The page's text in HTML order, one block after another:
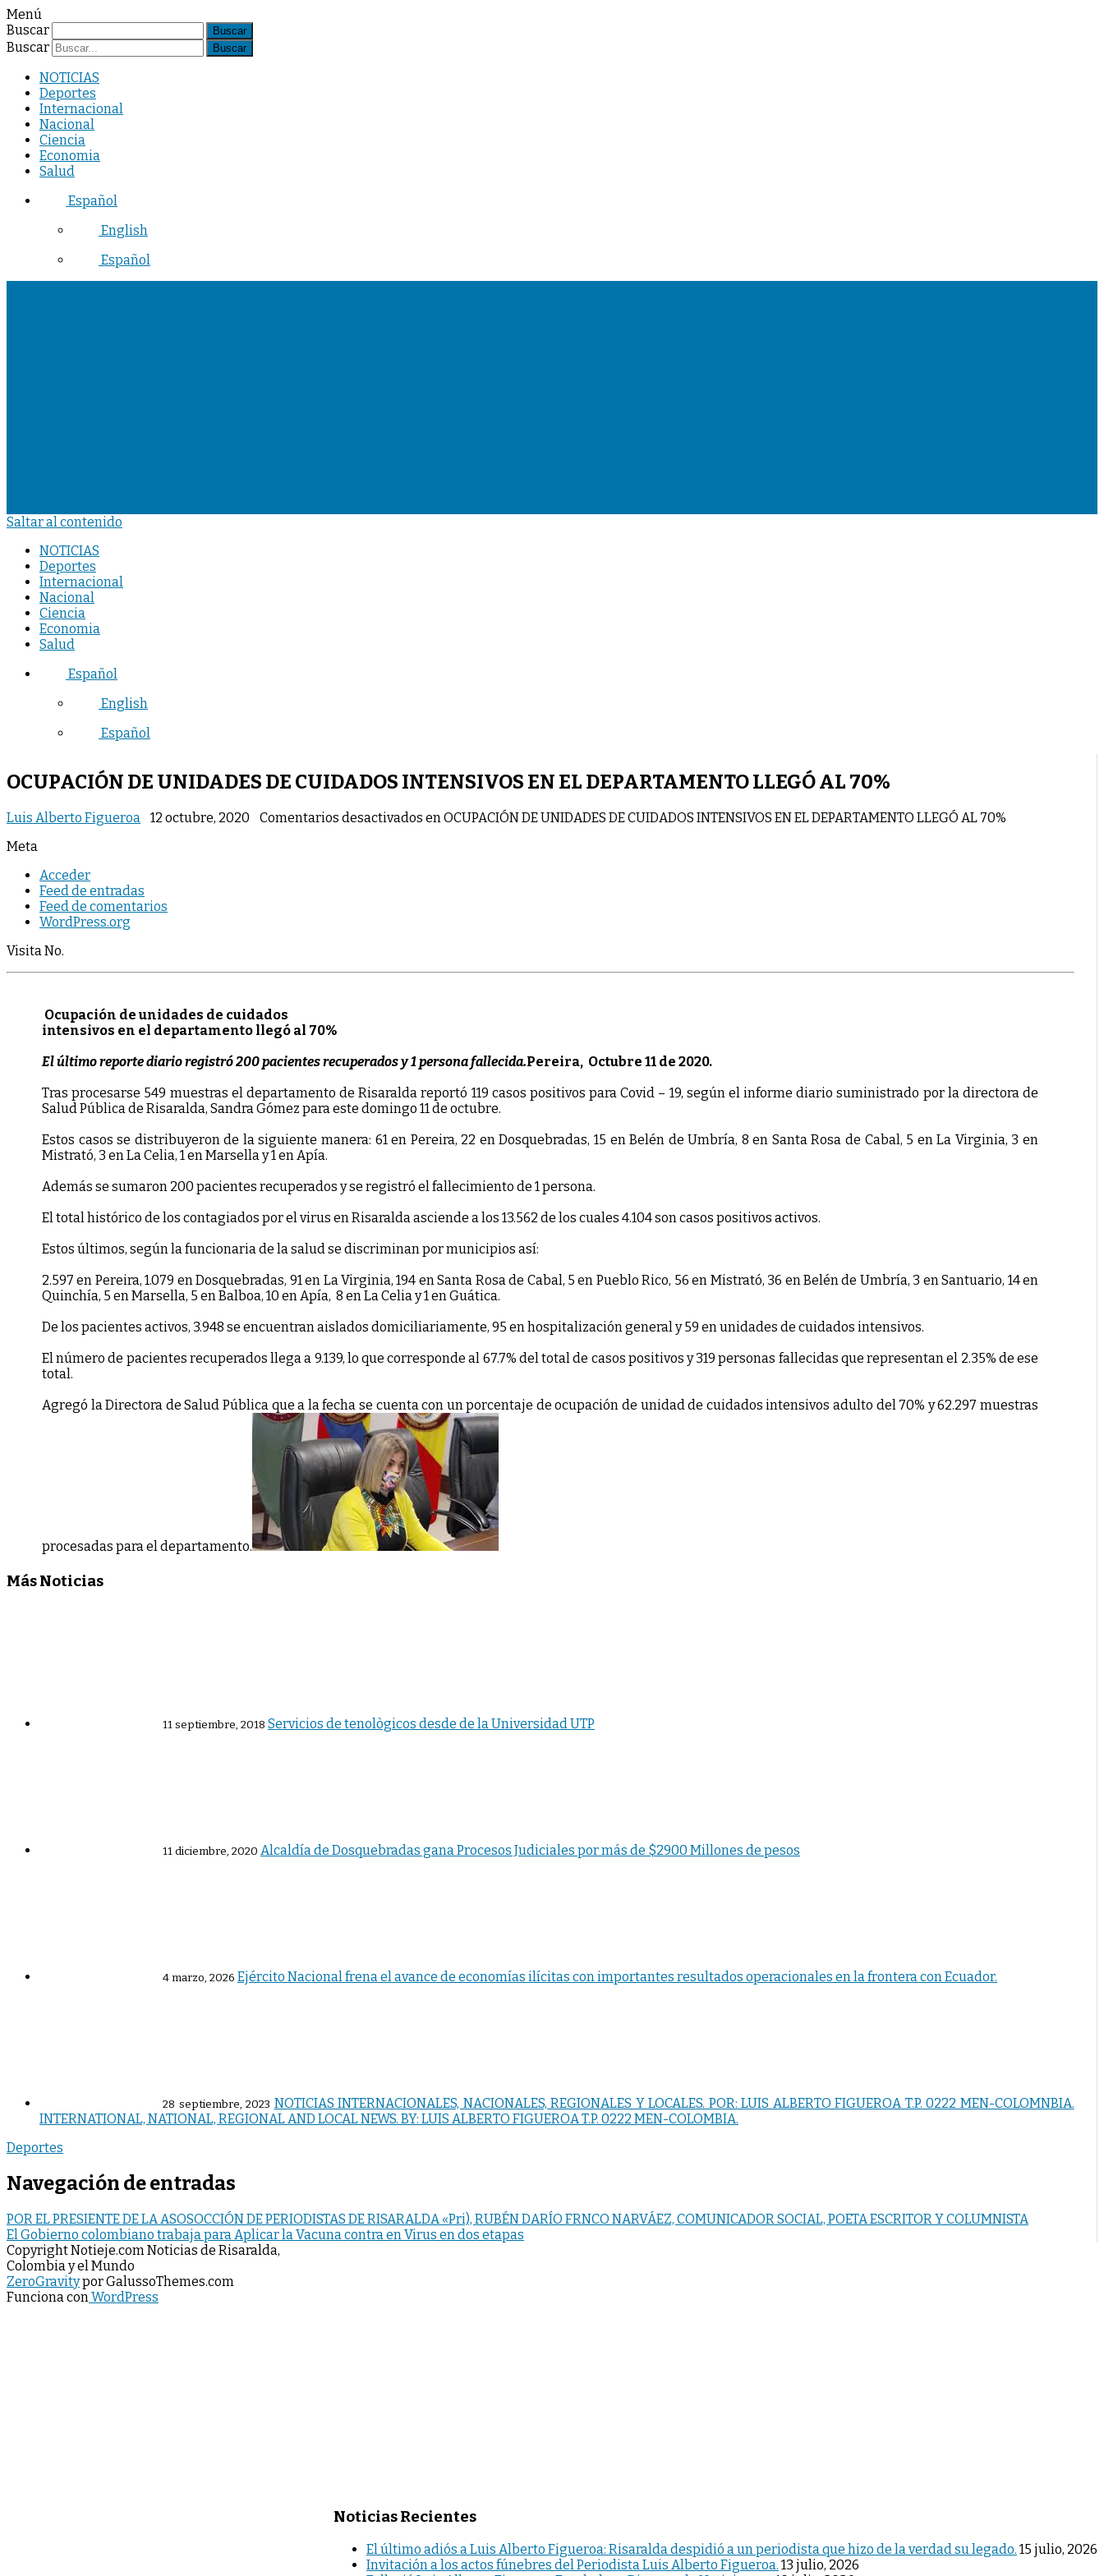
Menú
Buscar
Buscar
NOTICIAS
Deportes
Internacional
Nacional
Ciencia
Economia
Salud
Español
English
Español
Saltar al contenido
NOTICIAS
Deportes
Internacional
Nacional
Ciencia
Economia
Salud
Español
English
Español
OCUPACIÓN DE UNIDADES DE CUIDADOS INTENSIVOS EN EL DEPARTAMENTO LLEGÓ AL 70%
Luis Alberto Figueroa 12 octubre, 2020 Comentarios desactivados en OCUPACIÓN DE UNIDADES DE CUIDADOS INTENSIVOS EN EL DEPARTAMENTO LLEGÓ AL 70%
Meta
Acceder
Feed de entradas
Feed de comentarios
WordPress.org
Visita No.
Ocupación de unidades de cuidados
intensivos en el departamento llegó al 70%
El último reporte diario registró 200 pacientes recuperados y 1 persona fallecida.Pereira, Octubre 11 de 2020.
Tras procesarse 549 muestras el departamento de Risaralda reportó 119 casos positivos para Covid – 19, según el informe diario suministrado por la directora de
Salud Pública de Risaralda, Sandra Gómez para este domingo 11 de octubre.
Estos casos se distribuyeron de la siguiente manera: 61 en Pereira, 22 en Dosquebradas, 15 en Belén de Umbría, 8 en Santa Rosa de Cabal, 5 en La Virginia, 3 en
Mistrató, 3 en La Celia, 1 en Marsella y 1 en Apía.
Además se sumaron 200 pacientes recuperados y se registró el fallecimiento de 1 persona.
El total histórico de los contagiados por el virus en Risaralda asciende a los 13.562 de los cuales 4.104 son casos positivos activos.
Estos últimos, según la funcionaria de la salud se discriminan por municipios así:
2.597 en Pereira, 1.079 en Dosquebradas, 91 en La Virginia, 194 en Santa Rosa de Cabal, 5 en Pueblo Rico, 56 en Mistrató, 36 en Belén de Umbría, 3 en Santuario, 14 en
Quinchía, 5 en Marsella, 5 en Balboa, 10 en Apía, 8 en La Celia y 1 en Guática.
De los pacientes activos, 3.948 se encuentran aislados domiciliariamente, 95 en hospitalización general y 59 en unidades de cuidados intensivos.
El número de pacientes recuperados llega a 9.139, lo que corresponde al 67.7% del total de casos positivos y 319 personas fallecidas que representan el 2.35% de ese
total.
Agregó la Directora de Salud Pública que a la fecha se cuenta con un porcentaje de ocupación de unidad de cuidados intensivos adulto del 70% y 62.297 muestras
procesadas para el departamento.
Más Noticias
11 septiembre, 2018 Servicios de tenològicos desde de la Universidad UTP
11 diciembre, 2020 Alcaldía de Dosquebradas gana Procesos Judiciales por más de $2900 Millones de pesos
4 marzo, 2026 Ejército Nacional frena el avance de economías ilícitas con importantes resultados operacionales en la frontera con Ecuador.
28 septiembre, 2023 NOTICIAS INTERNACIONALES, NACIONALES, REGIONALES Y LOCALES. POR: LUIS ALBERTO FIGUEROA T.P. 0222 MEN-COLOMNBIA.
INTERNATIONAL, NATIONAL, REGIONAL AND LOCAL NEWS. BY: LUIS ALBERTO FIGUEROA T.P. 0222 MEN-COLOMBIA.
Deportes
Navegación de entradas
POR EL PRESIENTE DE LA ASOSOCCIÓN DE PERIODISTAS DE RISARALDA «Pri), RUBÉN DARÍO FRNCO NARVÁEZ, COMUNICADOR SOCIAL, POETA ESCRITOR Y COLUMNISTA
El Gobierno colombiano trabaja para Aplicar la Vacuna contra en Virus en dos etapas
Noticias Recientes
El último adiós a Luis Alberto Figueroa: Risaralda despidió a un periodista que hizo de la verdad su legado. 15 julio, 2026
Invitación a los actos fúnebres del Periodista Luis Alberto Figueroa. 13 julio, 2026
Copyright Notieje.com Noticias de Risaralda,
Colombia y el Mundo
ZeroGravitypor GalussoThemes.com
Funciona conWordPress